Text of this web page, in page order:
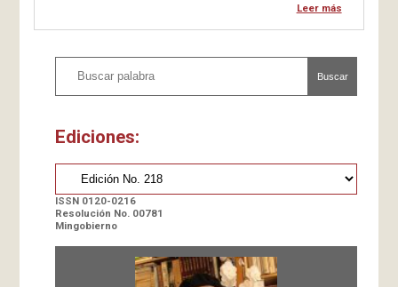
Leer más
Buscar
Ediciones:
ISSN 0120-0216
Resolución No. 00781
Mingobierno